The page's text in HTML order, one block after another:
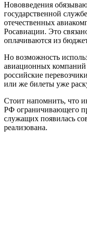
Нововведения
государственной
отечественных
Росавиации. Это
оплачиваются из
Но возможность
авиационных компаний
российские
или же билеты уже
Стоит напомнить, что
РФ ограничивающего
служащих появилась
реализована.